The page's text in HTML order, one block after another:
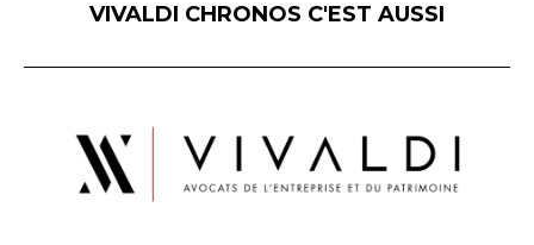
VIVALDI CHRONOS C'EST AUSSI